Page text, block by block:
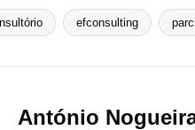
efconsulting
António